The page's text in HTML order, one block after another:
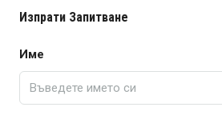
Изпрати Запитване
Име